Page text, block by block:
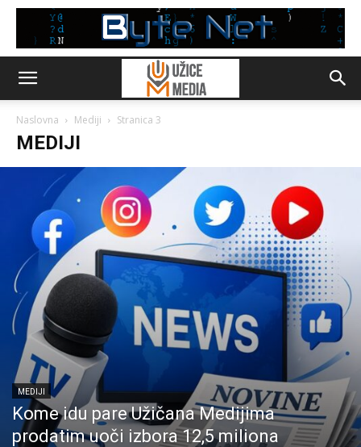
Naslovna Mediji Stranica 3
MEDIJI
MEDIJI
Kome idu pare Užičana Medijima
prodatim uoči izbora 12,5 miliona